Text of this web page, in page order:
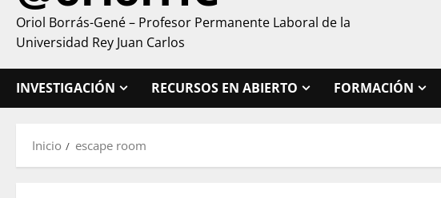
Oriol Borrás-Gené – Profesor Permanente Laboral de la
Universidad Rey Juan Carlos
INVESTIGACIÓN RECURSOS EN ABIERTO FORMACIÓN
Inicio escape room